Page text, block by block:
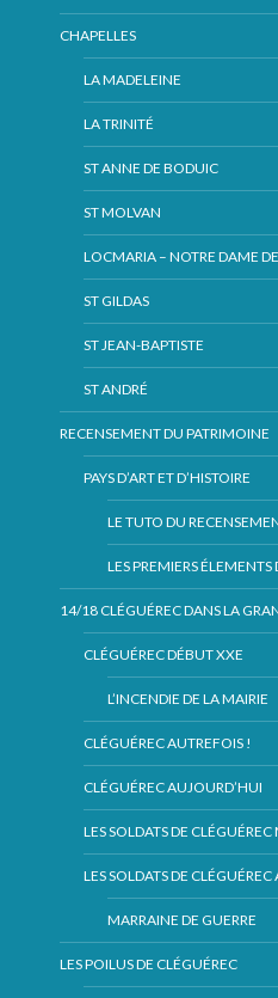
CHAPELLES
LA MADELEINE
LA TRINITÉ
ST ANNE DE BODUIC
ST MOLVAN
LOCMARIA – NOTRE DAME
ST GILDAS
ST JEAN-BAPTISTE
ST ANDRÉ
RECENSEMENT DU PATRIMOINE
PAYS D’ART ET D’HISTOIRE
LE TUTO DU
LES PREMIERS ÉLEMENTS
14/18 CLÉGUÉREC DANS LA
CLÉGUÉREC DÉBUT XXE
L’INCENDIE DE LA MAIRIE
CLÉGUÉREC AUTREFOIS !
CLÉGUÉREC AUJOURD’HUI
LES SOLDATS DE
LES SOLDATS DE
MARRAINE DE GUERRE
LES POILUS DE CLÉGUÉREC